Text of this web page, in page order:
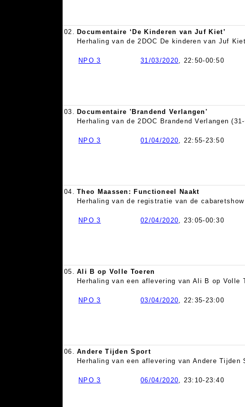
02. Documentaire ‘De Kinderen van Juf Kiet’
Herhaling van de 2DOC De kinderen van Juf
NPO 3 31/03/2020, 22:50-00:50
03. Documentaire 'Brandend Verlangen'
Herhaling van de 2DOC Brandend Verlangen
NPO 3 01/04/2020, 22:55-23:50
04. Theo Maassen: Functioneel Naakt
Herhaling van de registratie van de
NPO 3 02/04/2020, 23:05-00:30
05. Ali B op Volle Toeren
Herhaling van een aflevering van Ali B op Volle
NPO 3 03/04/2020, 22:35-23:00
06. Andere Tijden Sport
Herhaling van een aflevering van Andere
NPO 3 06/04/2020, 23:10-23:40